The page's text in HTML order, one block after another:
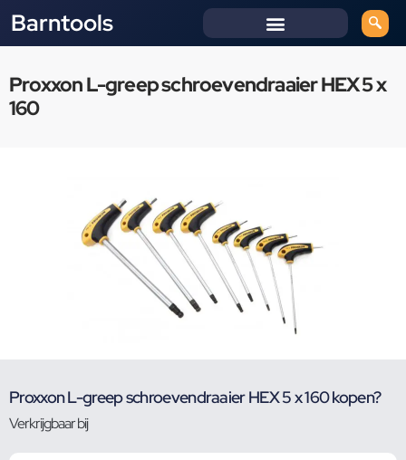
Barntools
Proxxon L-greep schroevendraaier HEX 5 x
160
Proxxon L-greep schroevendraaier HEX 5 x 160 kopen?
Verkrijgbaar bij